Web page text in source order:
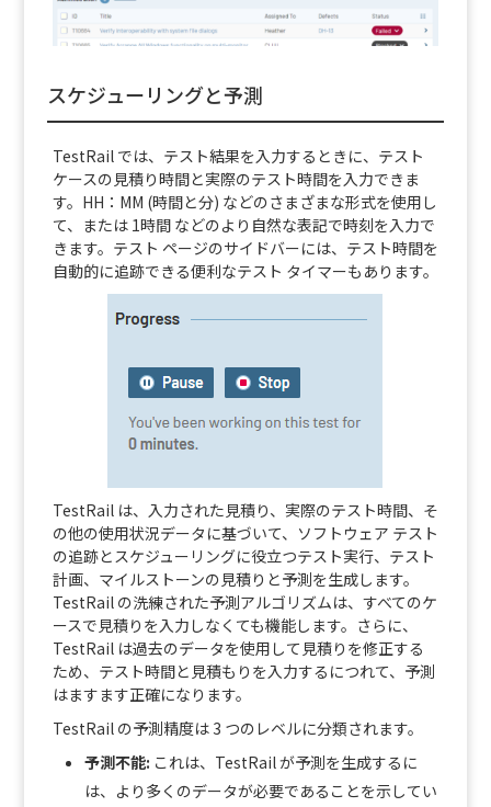
スケジューリングと予測
TestRail では、テスト結果を入力するときに、テスト
ケースの見積り時間と実際のテスト時間を入力できま
す。HH：MM (時間と分) などのさまざまな形式を使用し
て、または 1時間 などのより自然な表記で時刻を入力で
きます。テスト ページのサイドバーには、テスト時間を
自動的に追跡できる便利なテスト タイマーもあります。
TestRail は、入力された見積り、実際のテスト時間、そ
の他の使用状況データに基づいて、ソフトウェア テスト
の追跡とスケジューリングに役立つテスト実行、テスト
計画、マイルストーンの見積りと予測を生成します。
TestRail の洗練された予測アルゴリズムは、すべてのケ
ースで見積りを入力しなくても機能します。さらに、
TestRail は過去のデータを使用して見積りを修正する
ため、テスト時間と見積もりを入力するにつれて、予測
はますます正確になります。
TestRail の予測精度は 3 つのレベルに分類されます。
予測不能: これは、TestRail が予測を生成するに
は、より多くのデータが必要であることを示してい